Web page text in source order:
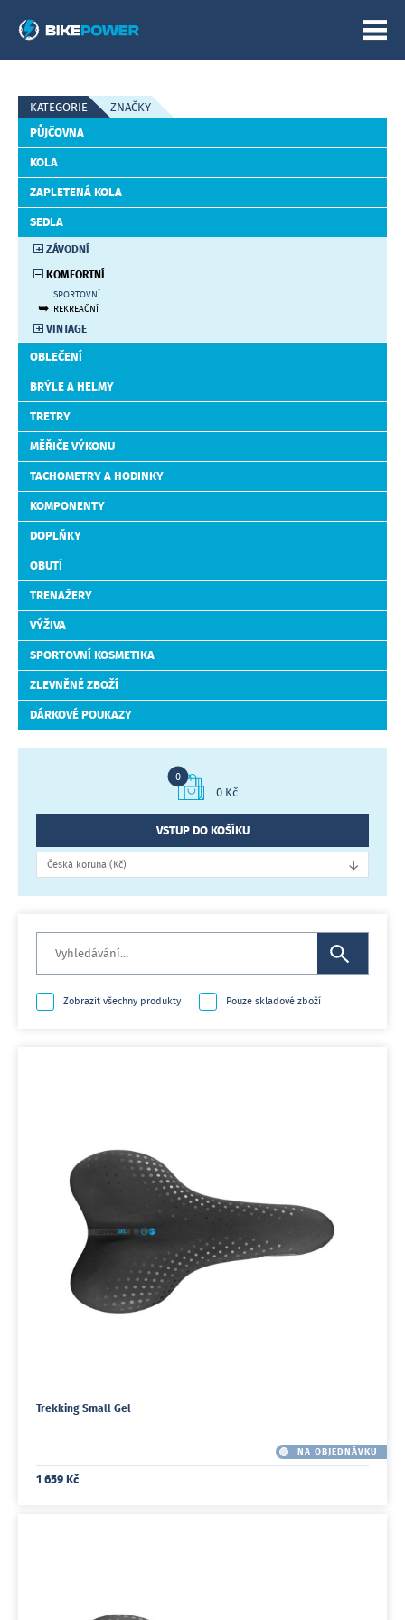
O NÁS
KATEGORIE
ZNAČKY
PŮJČOVNA
KOLA
ZAPLETENÁ KOLA
SEDLA
ZÁVODNÍ
KOMFORTNÍ
SPORTOVNÍ
REKREAČNÍ
VINTAGE
OBLEČENÍ
BRÝLE A HELMY
TRETRY
MĚŘIČE VÝKONU
TACHOMETRY A HODINKY
KOMPONENTY
DOPLŇKY
OBUTÍ
TRENAŽERY
VÝŽIVA
SPORTOVNÍ KOSMETIKA
ZLEVNĚNÉ ZBOŽÍ
DÁRKOVÉ POUKAZY
0
0 Kč
VSTUP DO KOŠÍKU
Česká koruna (Kč) ↓
Zobrazit všechny produkty Pouze skladové zboží
Trekking Small Gel
NA OBJEDNÁVKU
1 659 Kč